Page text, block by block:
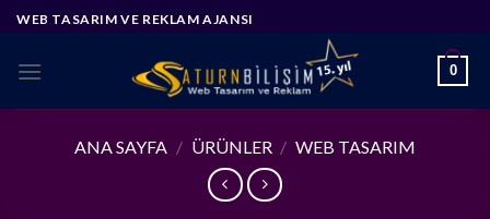
Skip
content
WEB TASARIM VE REKLAM AJANSI
0
ANA SAYFA / ÜRÜNLER / WEB TASARIM